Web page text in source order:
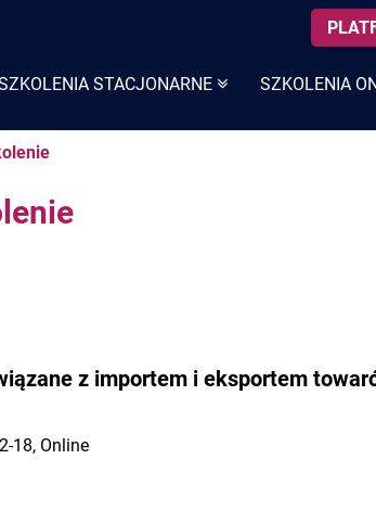
STACJONARNE SZKOLENIA
z importem i eksportem
18, Online